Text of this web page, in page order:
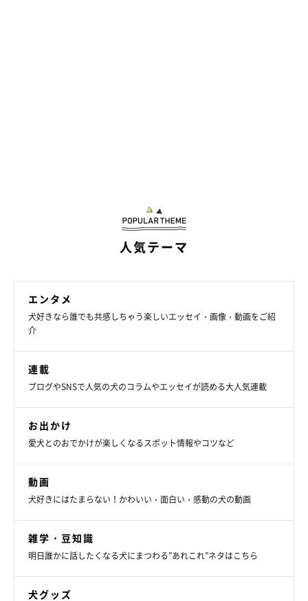
ゴロ～ンとおなかを見せ、大好きなおやつを待つ貫太朗くん
写真提供／＠azurakkyo
飼い主さん：
「とくに『おやつ』という言葉には敏感で、『おやつ』と聞く
指示する前からひとりで披露してくれます。
人気テーマ
エンタメ
犬好きなら誰でも共感しちゃう楽しいエッセイ・画像・動画をご紹
介
連載
ブログやSNSで人気の犬のコラムやエッセイが読める大人気連載
お出かけ
愛犬とのおでかけが楽しくなるスポット情報やコツなど
動画
犬好きにはたまらない！かわいい・面白い・感動の犬の動画
雑学・豆知識
明日誰かに話したくなる犬にまつわる”あれこれ”ネタはこちら
犬グッズ